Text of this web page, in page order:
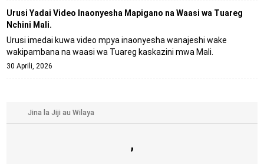
Urusi Yadai Video Inaonyesha Mapigano na Waasi wa Tuareg
Nchini Mali.
Urusi imedai kuwa video mpya inaonyesha wanajeshi wake
wakipambana na waasi wa Tuareg kaskazini mwa Mali.
30 Aprili, 2026
,